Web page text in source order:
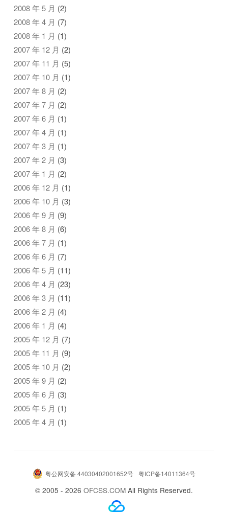
2008 年 5 月 (2)
2008 年 4 月 (7)
2008 年 1 月 (1)
2007 年 12 月 (2)
2007 年 11 月 (5)
2007 年 10 月 (1)
2007 年 8 月 (2)
2007 年 7 月 (2)
2007 年 6 月 (1)
2007 年 4 月 (1)
2007 年 3 月 (1)
2007 年 2 月 (3)
2007 年 1 月 (2)
2006 年 12 月 (1)
2006 年 10 月 (3)
2006 年 9 月 (9)
2006 年 8 月 (6)
2006 年 7 月 (1)
2006 年 6 月 (7)
2006 年 5 月 (11)
2006 年 4 月 (23)
2006 年 3 月 (11)
2006 年 2 月 (4)
2006 年 1 月 (4)
2005 年 12 月 (7)
2005 年 11 月 (9)
2005 年 10 月 (2)
2005 年 9 月 (2)
2005 年 6 月 (3)
2005 年 5 月 (1)
2005 年 4 月 (1)
粤公网安备 44030402001652号 粤ICP备14011364号
© 2005 - 2026 OFCSS.COM All Rights Reserved.